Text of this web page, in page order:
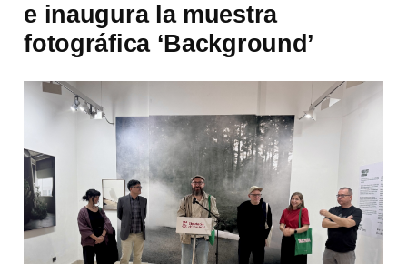
e inaugura la muestra
fotográfica ‘Background’